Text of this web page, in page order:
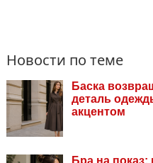
Новости по теме
Баска
деталь
акцентом